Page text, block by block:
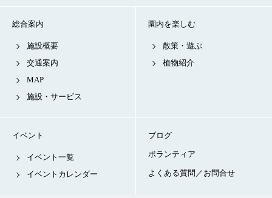
総合案内
施設概要
交通案内
MAP
施設・サービス
園内を楽しむ
散策・遊ぶ
植物紹介
イベント
イベント一覧
イベントカレンダー
ブログ
ボランティア
よくある質問／お問合せ